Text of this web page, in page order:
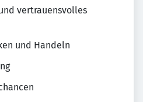
vertrauensvolles
und Handeln